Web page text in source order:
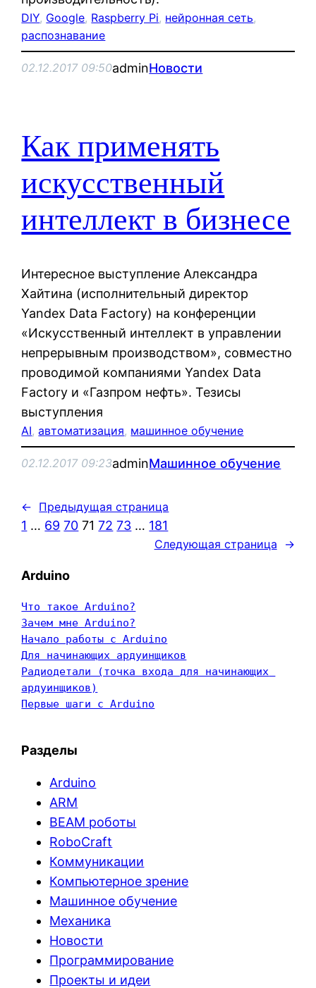
DIY, Google, Raspberry Pi, нейронная сеть
распознавание
02.12.2017 09:50adminНовости
Как применять
искусственный
интеллект в бизнесе
Интересное выступление Александра
Хайтина (исполнительный директор
Yandex Data Factory) на конференции
«Искусственный интеллект в управлении
непрерывным производством», совместно
проводимой компаниями Yandex Data
Factory и «Газпром нефть». Тезисы
выступления
AI, автоматизация, машинное обучение
02.12.2017 09:23adminМашинное обучение
← Предыдущая страница
1 … 69 70 71 72 73 … 181
Следующая страница →
Arduino
Что такое Arduino?
Зачем мне Arduino?
Начало работы с Arduino
Для начинающих ардуинщиков
Радиодетали (точка входа для начинающих
ардуинщиков)
Первые шаги с Arduino
Разделы
Arduino
ARM
BEAM роботы
RoboCraft
Коммуникации
Компьютерное зрение
Машинное обучение
Механика
Новости
Программирование
Проекты и идеи